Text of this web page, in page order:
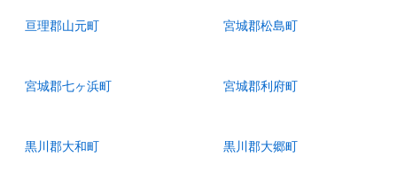
亘理郡山元町 宮城郡松島町
宮城郡七ヶ浜町 宮城郡利府町
黒川郡大和町 黒川郡大郷町